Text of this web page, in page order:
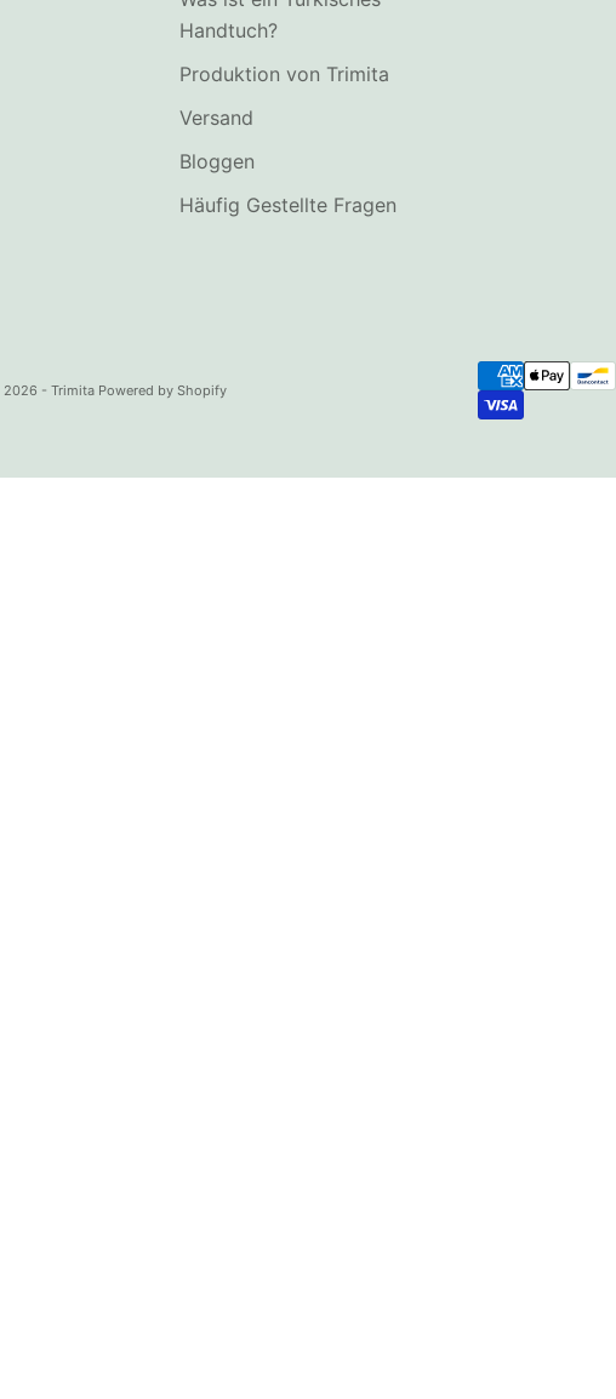
Handtuch?
Produktion von Trimita
Versand
Bloggen
Häufig Gestellte Fragen
- Trimita Powered by Shopify